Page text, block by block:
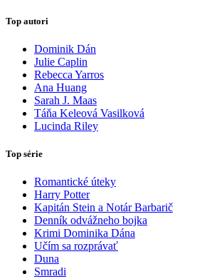
Top autori
Dominik Dán
Julie Caplin
Rebecca Yarros
Ana Huang
Sarah J. Maas
Táňa Keleová Vasilková
Lucinda Riley
Top série
Romantické úteky
Harry Potter
Kapitán Stein a Notár Barbarič
Denník odvážneho bojka
Krimi Dominika Dána
Učím sa rozprávať
Duna
Smradi